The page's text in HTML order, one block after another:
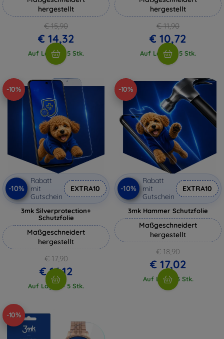
hergestellt
€ 15,90
€ 14,32
Auf Lager > 5 Stk.
hergestellt
€ 11,90
€ 10,72
Auf Lager > 5 Stk.
-10%
-10%
Rabatt
mit
Gutschein
EXTRA10
3mk Silverprotection+
Schutzfolie
Maßgeschneidert
hergestellt
€ 17,90
€ 16,12
Auf Lager > 5 Stk.
-10%
-10%
Rabatt
mit
Gutschein
EXTRA10
3mk Hammer Schutzfolie
Maßgeschneidert
hergestellt
€ 18,90
€ 17,02
Auf Lager 3 Stk.
-10%